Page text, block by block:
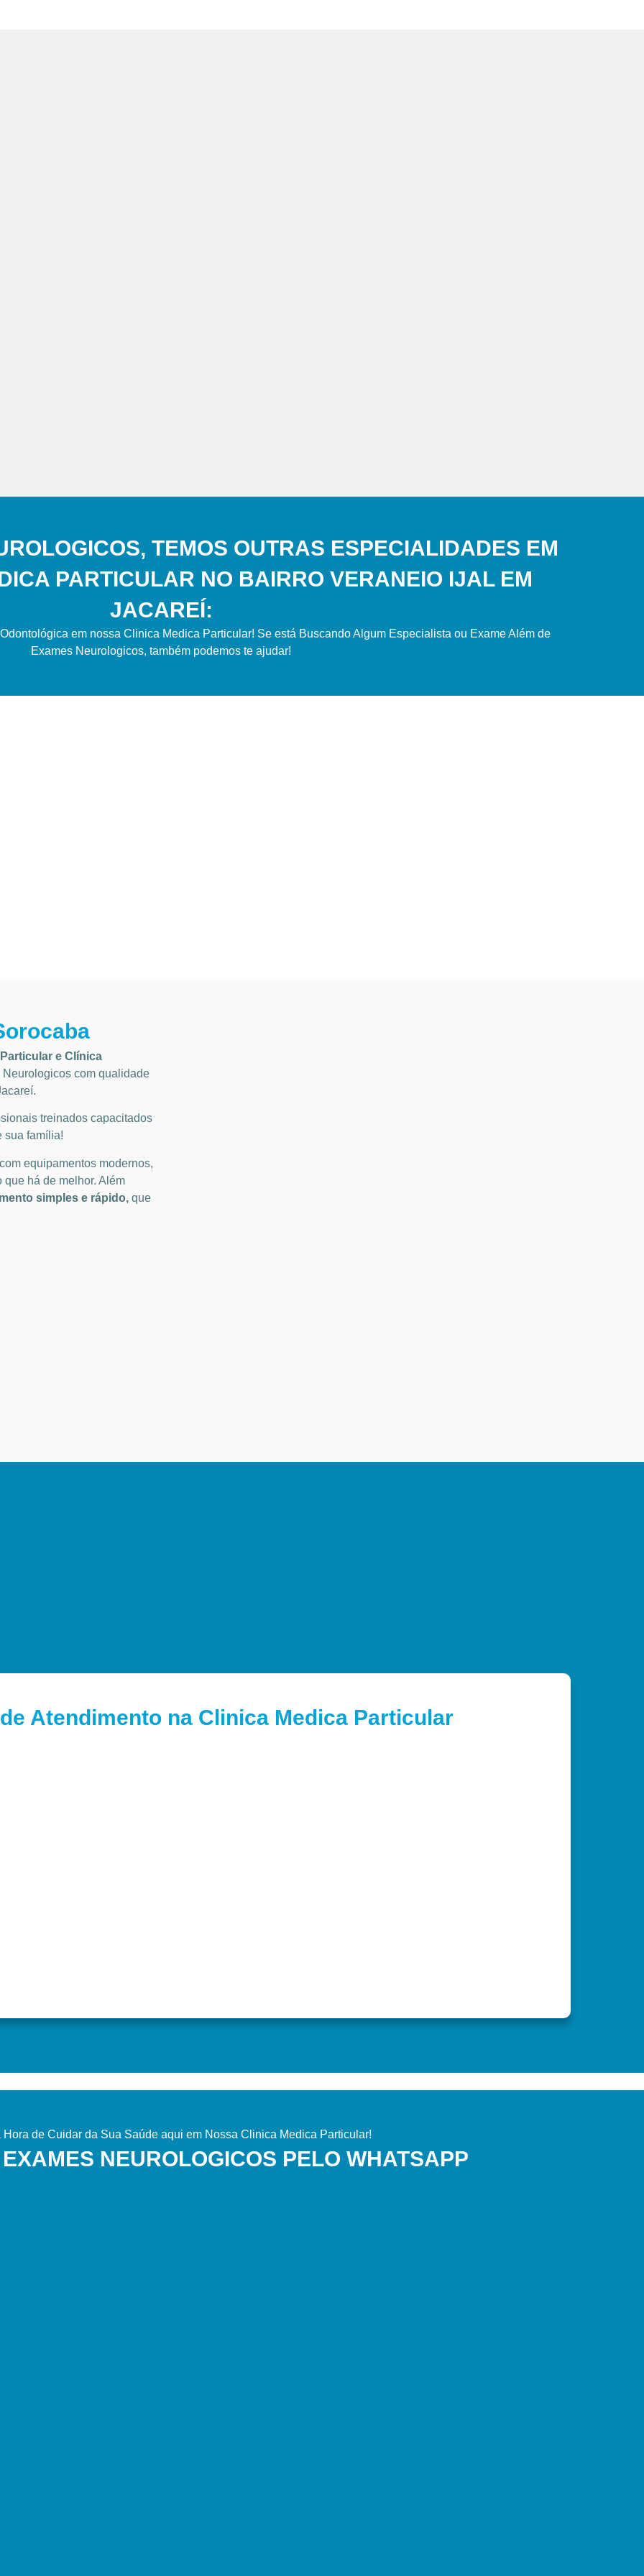
TEMOS OUTRAS ESPECIALIDADES EM
PARTICULAR NO BAIRRO VERANEIO IJAL EM
JACAREÍ:
em nossa Clinica Medica Particular! Se está Buscando Algum Especialista ou Exame Além de
Exames Neurologicos, também podemos te ajudar!
e Clínica
Neurologicos com qualidade
.
treinados capacitados
sua família!
equipamentos modernos,
que há de melhor. Além
simples e rápido, que
Atendimento na Clinica Medica Particular
Hora de Cuidar da Sua Saúde aqui em Nossa Clinica Medica Particular!
NEUROLOGICOS PELO WHATSAPP